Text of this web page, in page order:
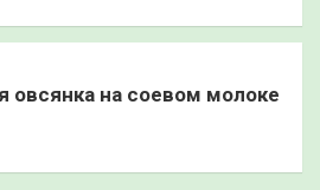
овсянка на соевом молоке